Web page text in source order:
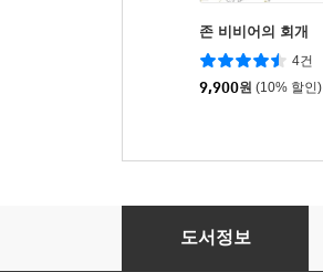
존 비비어의 회개
4건
9,900원 (10% 할인)
창조연대 논쟁
도서정보